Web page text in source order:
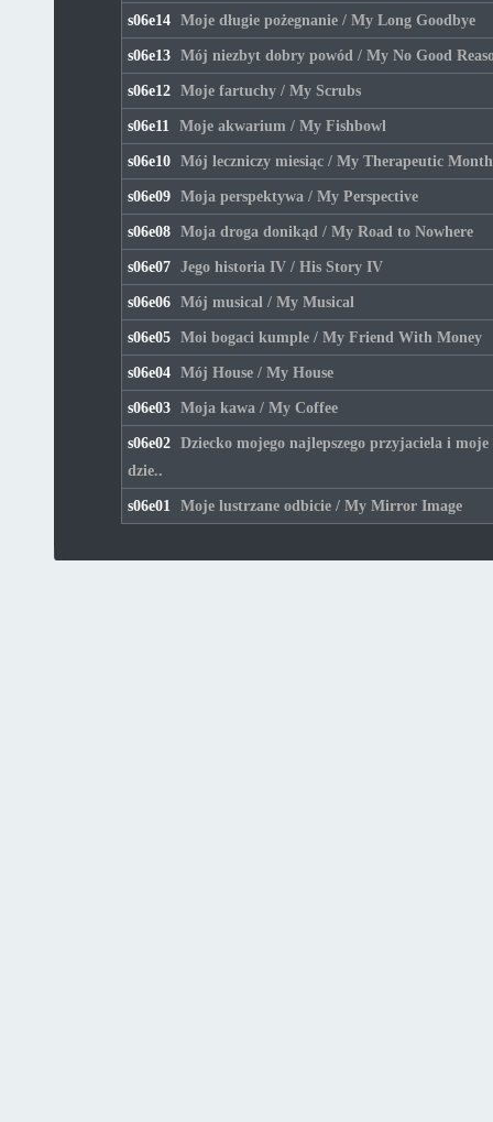
s06e14 Moje długie pożegnanie / My Long Goodbye
s06e13 Mój niezbyt dobry powód / My No Good
s06e12 Moje fartuchy / My Scrubs
s06e11 Moje akwarium / My Fishbowl
s06e10 Mój leczniczy miesiąc / My Therapeutic Month
s06e09 Moja perspektywa / My Perspective
s06e08 Moja droga donikąd / My Road to Nowhere
s06e07 Jego historia IV / His Story IV
s06e06 Mój musical / My Musical
s06e05 Moi bogaci kumple / My Friend With Money
s06e04 Mój House / My House
s06e03 Moja kawa / My Coffee
s06e02 Dziecko mojego najlepszego przyjaciela i moje
dzie..
s06e01 Moje lustrzane odbicie / My Mirror Image